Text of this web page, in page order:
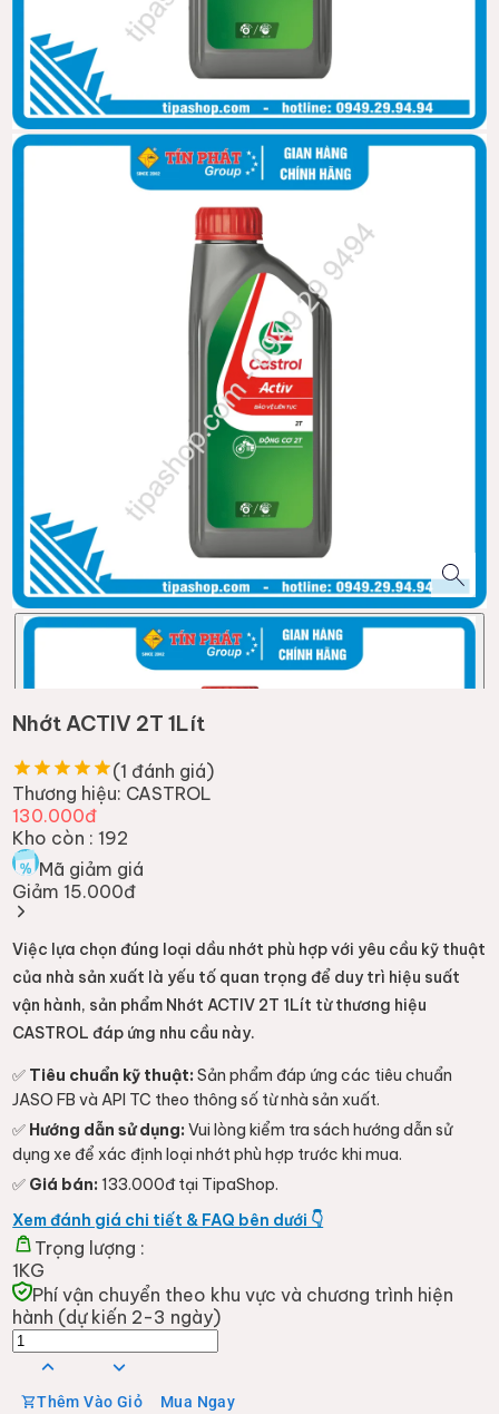
Nhớt ACTIV 2T 1Lít
(1 đánh giá)
Thương hiệu: CASTROL
130.000đ
Kho còn : 192
Mã giảm giá
Giảm 15.000đ
Việc lựa chọn đúng loại dầu nhớt phù hợp với yêu cầu kỹ thuật
của nhà sản xuất là yếu tố quan trọng để duy trì hiệu suất
vận hành, sản phẩm Nhớt ACTIV 2T 1Lít từ thương hiệu
CASTROL đáp ứng nhu cầu này.
✅ Tiêu chuẩn kỹ thuật: Sản phẩm đáp ứng các tiêu chuẩn
JASO FB và API TC theo thông số từ nhà sản xuất.
✅ Hướng dẫn sử dụng: Vui lòng kiểm tra sách hướng dẫn sử
dụng xe để xác định loại nhớt phù hợp trước khi mua.
✅ Giá bán: 133.000đ tại TipaShop.
Xem đánh giá chi tiết & FAQ bên dưới 👇
Trọng lượng :
1KG
Phí vận chuyển theo khu vực và chương trình hiện
hành (dự kiến 2-3 ngày)
Thêm Vào Giỏ Mua Ngay